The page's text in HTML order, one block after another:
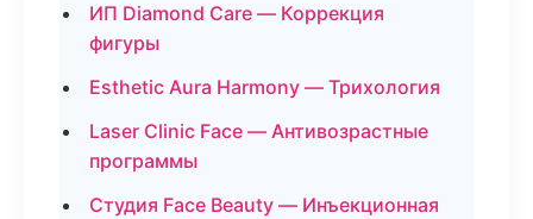
ИП Diamond Care — Коррекция
фигуры
Esthetic Aura Harmony — Трихология
Laser Clinic Face — Антивозрастные
программы
Студия Face Beauty — Инъекционная